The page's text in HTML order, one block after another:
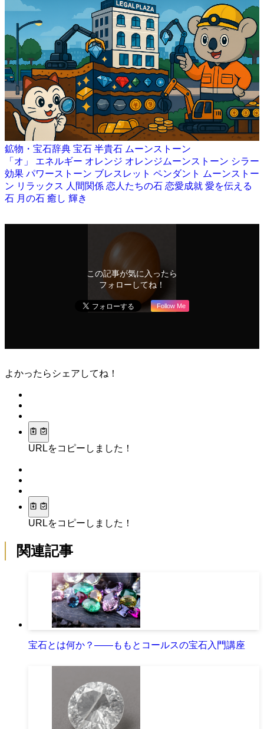
鉱物・宝石辞典 宝石 半貴石 ムーンストーン
「オ」 エネルギー オレンジ オレンジムーンストーン シラー
効果 パワーストーン ブレスレット ペンダント
ムーンストー
ン リラックス 人間関係 恋人たちの石 恋愛成就 愛を伝える
石 月の石 癒し 輝き
この記事が気に入ったら
フォローしてね！
Follow Me
よかったらシェアしてね！
URLをコピーしました！
URLをコピーしました！
関連記事
宝石とは何か？――ももとコールスの宝石入門講座